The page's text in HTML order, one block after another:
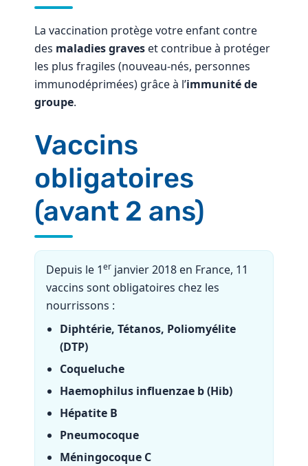
La vaccination protège votre enfant contre
des maladies graves et contribue à protéger
les plus fragiles (nouveau-nés, personnes
immunodéprimées) grâce à l’immunité de
groupe.
Vaccins
obligatoires
(avant 2 ans)
Depuis le 1er janvier 2018 en France, 11
vaccins sont obligatoires chez les
nourrissons :
Diphtérie, Tétanos, Poliomyélite
(DTP)
Coqueluche
Haemophilus influenzae b (Hib)
Hépatite B
Pneumocoque
Méningocoque C